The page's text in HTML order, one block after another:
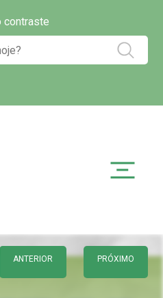
contraste
ANTERIOR PRÓXIMO